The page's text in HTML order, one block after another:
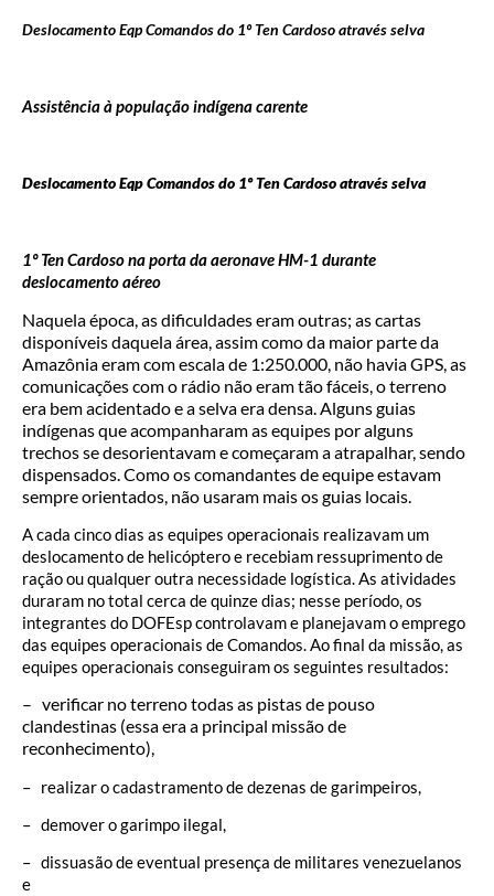
Deslocamento Eqp Comandos do 1º Ten Cardoso através selva
Assistência à população indígena carente
Deslocamento Eqp Comandos do 1º Ten Cardoso através selva
1º Ten Cardoso na porta da aeronave HM-1 durante
deslocamento aéreo
Naquela época, as dificuldades eram outras; as cartas
disponíveis daquela área, assim como da maior parte da
Amazônia eram com escala de 1:250.000, não havia GPS, as
comunicações com o rádio não eram tão fáceis, o terreno
era bem acidentado e a selva era densa. Alguns guias
indígenas que acompanharam as equipes por alguns
trechos se desorientavam e começaram a atrapalhar, sendo
dispensados. Como os comandantes de equipe estavam
sempre orientados, não usaram mais os guias locais.
A cada cinco dias as equipes operacionais realizavam um
deslocamento de helicóptero e recebiam ressuprimento de
ração ou qualquer outra necessidade logística. As atividades
duraram no total cerca de quinze dias; nesse período, os
integrantes do DOFEsp controlavam e planejavam o emprego
das equipes operacionais de Comandos. Ao final da missão, as
equipes operacionais conseguiram os seguintes resultados:
– verificar no terreno todas as pistas de pouso
clandestinas (essa era a principal missão de
reconhecimento),
– realizar o cadastramento de dezenas de garimpeiros,
– demover o garimpo ilegal,
– dissuasão de eventual presença de militares venezuelanos
e